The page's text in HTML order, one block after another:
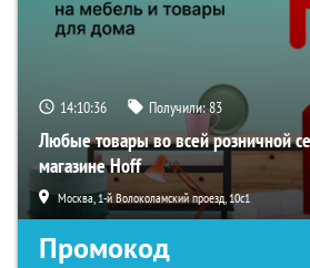
14:10:35 Получили:83
Любые товары во всей розничной
магазине Hoff
Москва, 1-й Волоколамский проезд, 10с1
Промокод